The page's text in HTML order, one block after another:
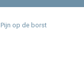
Pijn op de borst